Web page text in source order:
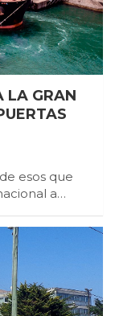
LA GRAN
esos que
a…